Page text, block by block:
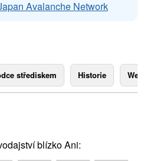
Avalanche Network
střediskem Historie
blízko Ani: